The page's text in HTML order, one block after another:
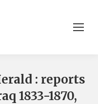
: reports
1833-1870,